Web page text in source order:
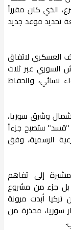
الذي كان مقرراً
تحديد موعد جديد
العسكري لاتفاق
السوري عبر ثلاث
نسائي، والحفاظ
وشرق سوريا،
"قسد" ستصبح جزءاً
الرسمية، وفق
مشيرة إلى تفاهم
بل جزء من مشروع
تركيا أبدت مرونة
سوريا، محذرة من